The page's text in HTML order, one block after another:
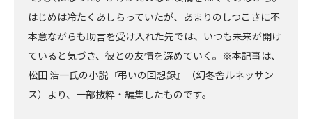
はじめは冷たくあしらっていたが、あまりのしつこさに不
本意ながらも助言を受け入れた先では、いつも未来が開け
ていると気づき、彼との友情を深めていく。※本記事は、
松田 浩一氏の小説『弔いの回想録』（幻冬舎ルネッサン
ス）より、一部抜粋・編集したものです。